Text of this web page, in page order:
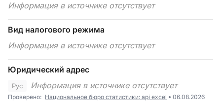
Информация в источнике отсутствует
Вид налогового режима
Информация в источнике отсутствует
Юридический адрес
Рус Информация в источнике отсутствует
Проверено: Национальное бюро статистики: api excel 06.08.2026